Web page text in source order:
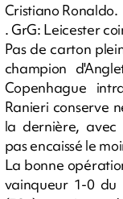
Cristiano Ronaldo.
. GrG: Leicester
Pas de carton
champion
Copenhague
Ranieri conserve
la dernière, avec
pas encaissé le
La bonne
vainqueur 1-0 du